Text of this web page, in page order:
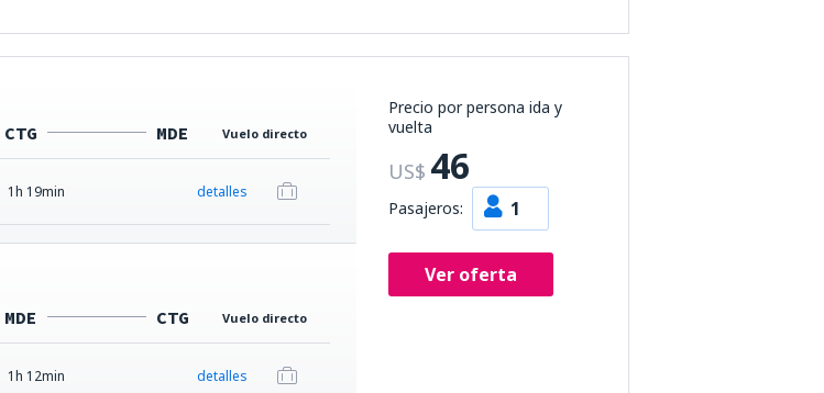
Precio por persona ida y
vuelta
US$ 46
Pasajeros: 1
Ver oferta
CTG MDE Vuelo directo
1h 19min detalles
MDE CTG Vuelo directo
1h 12min detalles